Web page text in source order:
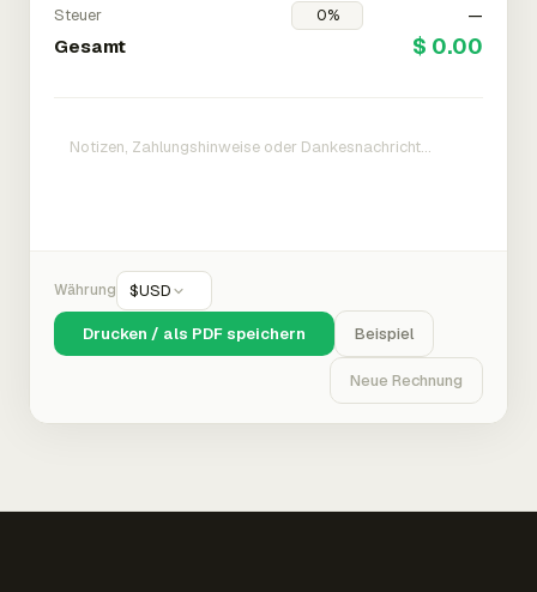
Steuer
—
Gesamt $ 0.00
Währung $USD
Drucken / als PDF speichern Beispiel
Neue Rechnung